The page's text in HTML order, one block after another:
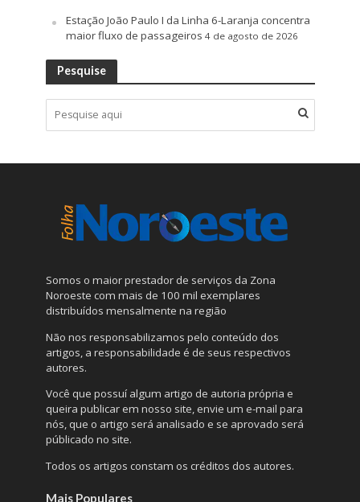
Estação João Paulo I da Linha 6-Laranja concentra
maior fluxo de passageiros 4 de agosto de 2026
Pesquise
Somos o maior prestador de serviços da Zona
Noroeste com mais de 100 mil exemplares
distribuídos mensalmente na região
Não nos responsabilizamos pelo conteúdo dos
artigos, a responsabilidade é de seus respectivos
autores.
Você que possuí algum artigo de autoria própria e
queira publicar em nosso site, envie um e-mail para
nós, que o artigo será analisado e se aprovado será
públicado no site.
Todos os artigos constam os créditos dos autores.
Mais Populares